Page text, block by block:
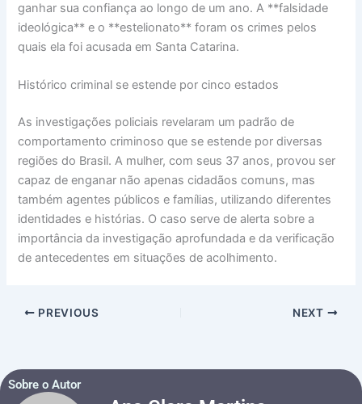
ganhar sua confiança ao longo de um ano. A **falsidade
ideológica** e o **estelionato** foram os crimes pelos
quais ela foi acusada em Santa Catarina.
Histórico criminal se estende por cinco estados
As investigações policiais revelaram um padrão de
comportamento criminoso que se estende por diversas
regiões do Brasil. A mulher, com seus 37 anos, provou ser
capaz de enganar não apenas cidadãos comuns, mas
também agentes públicos e famílias, utilizando diferentes
identidades e histórias. O caso serve de alerta sobre a
importância da investigação aprofundada e da verificação
de antecedentes em situações de acolhimento.
PREVIOUS NEXT
Sobre o Autor